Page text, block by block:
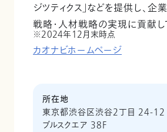
ジツティクス」などを提供し、
戦略・人材戦略の実現に貢献し
2024年12月末時点
カオナビホームページ
所在地
東京都渋谷区渋谷2丁目 24-12
ブルスクエア 38F